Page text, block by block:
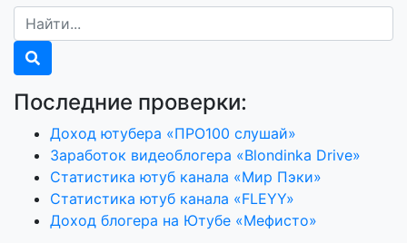
Последние проверки:
Доход ютубера «ПРО100 слушай»
Заработок видеоблогера «Blondinka Drive»
Статистика ютуб канала «Мир Пэки»
Статистика ютуб канала «FLEYY»
Доход блогера на Ютубе «Мефисто»